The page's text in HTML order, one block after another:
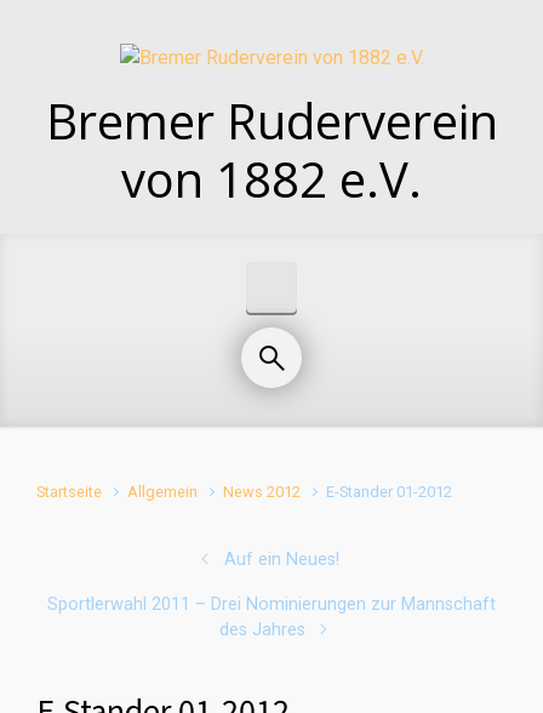
Bremer Ruderverein
von 1882 e.V.
Startseite Allgemein News 2012 E-Stander 01-2012
Auf ein Neues!
Sportlerwahl 2011 – Drei Nominierungen zur Mannschaft
des Jahres